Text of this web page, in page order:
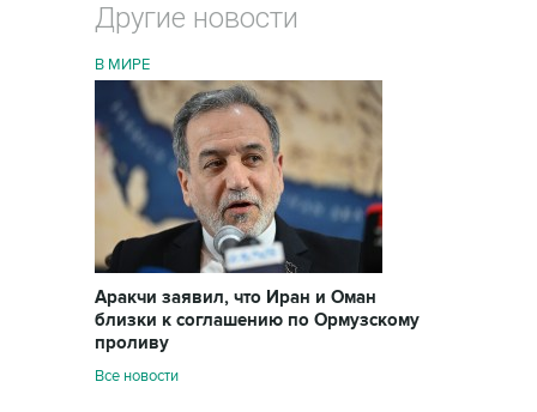
Другие новости
В МИРЕ
Аракчи заявил, что Иран и Оман
близки к соглашению по Ормузскому
проливу
Все новости